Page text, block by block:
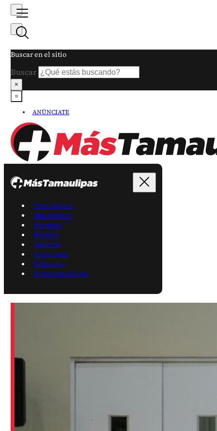
Buscar en el sitio
Buscar
×
ANÚNCIATE
Tamaulipas
Matamoros
Reynosa
Política
Opinión
Seguridad
Deportes
Entretenimiento